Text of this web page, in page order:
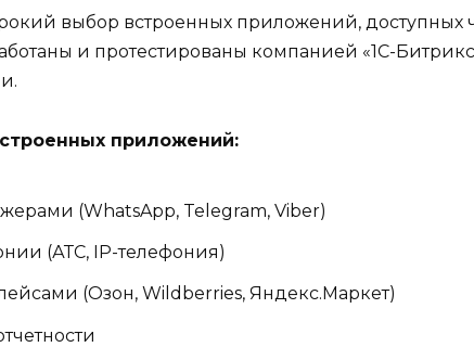
выбор встроенных приложений, доступных
и протестированы компанией «1С-
приложений:
(WhatsApp, Telegram, Viber)
(АТС, IP-телефония)
(Озон, Wildberries, Яндекс.Маркет)